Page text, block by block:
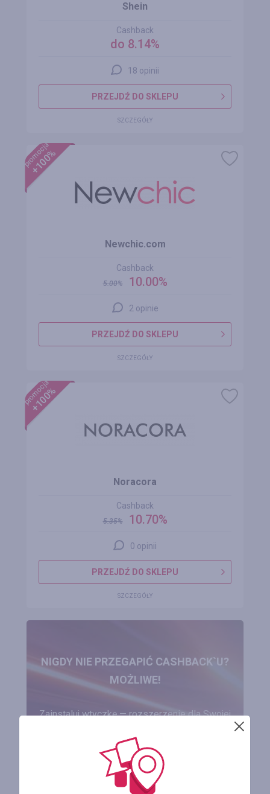
Shein
Cashback
do 8.14%
18 opinii
PRZEJDŹ DO SKLEPU
SZCZEGÓŁY
promocja
+100%
Newchic.com
Cashback
5.00% 10.00%
2 opinie
PRZEJDŹ DO SKLEPU
SZCZEGÓŁY
promocja
+100%
Noracora
Cashback
5.35% 10.70%
0 opinii
PRZEJDŹ DO SKLEPU
SZCZEGÓŁY
NIGDY NIE PRZEGAPIĆ CASHBACK`U?
MOŻLIWE!
Zainstaluj wtyczkę — rozszerzenie dla Swojej
ZAINSTALUJ